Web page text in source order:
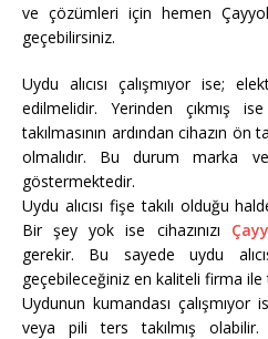
ve çözümleri için hemen
geçebilirsiniz.
Uydu alıcısı çalışmıyor ise;
edilmelidir. Yerinden çıkmış
takılmasının ardından cihazın ön
olmalıdır. Bu durum marka
göstermektedir.
Uydu alıcısı fişe takılı olduğu
Bir şey yok ise cihazınızı
gerekir. Bu sayede uydu
geçebileceğiniz en kaliteli firma ile
Uydunun kumandası
veya pili ters takılmış